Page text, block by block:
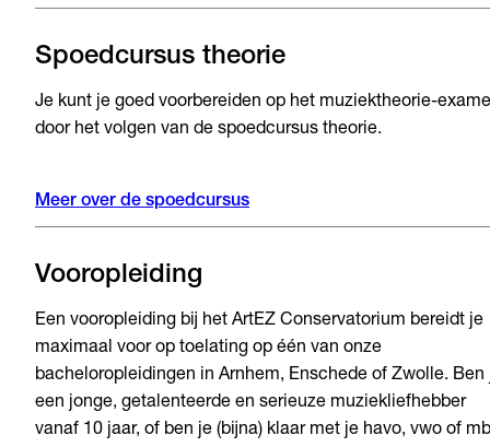
Spoedcursus theorie
Je kunt je goed voorbereiden op het muziektheorie-
door het volgen van de spoedcursus theorie.
Meer over de spoedcursus
Vooropleiding
Een vooropleiding bij het ArtEZ Conservatorium bereidt je
maximaal voor op toelating op één van onze
bacheloropleidingen in Arnhem, Enschede of Zwolle. Ben
een jonge, getalenteerde en serieuze muziekliefhebber
vanaf 10 jaar, of ben je (bijna) klaar met je havo, vwo of